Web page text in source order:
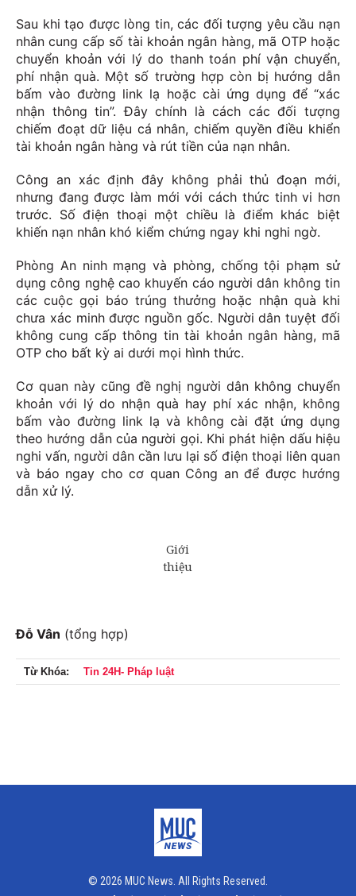
Sau khi tạo được lòng tin, các đối tượng yêu cầu nạn
nhân cung cấp số tài khoản ngân hàng, mã OTP hoặc
chuyển khoản với lý do thanh toán phí vận chuyển,
phí nhận quà. Một số trường hợp còn bị hướng dẫn
bấm vào đường link lạ hoặc cài ứng dụng để “xác
nhận thông tin”. Đây chính là cách các đối tượng
chiếm đoạt dữ liệu cá nhân, chiếm quyền điều khiển
tài khoản ngân hàng và rút tiền của nạn nhân.
Công an xác định đây không phải thủ đoạn mới,
nhưng đang được làm mới với cách thức tinh vi hơn
trước. Số điện thoại một chiều là điểm khác biệt
khiến nạn nhân khó kiểm chứng ngay khi nghi ngờ.
Phòng An ninh mạng và phòng, chống tội phạm sử
dụng công nghệ cao khuyến cáo người dân không tin
các cuộc gọi báo trúng thưởng hoặc nhận quà khi
chưa xác minh được nguồn gốc. Người dân tuyệt đối
không cung cấp thông tin tài khoản ngân hàng, mã
OTP cho bất kỳ ai dưới mọi hình thức.
Cơ quan này cũng đề nghị người dân không chuyển
khoản với lý do nhận quà hay phí xác nhận, không
bấm vào đường link lạ và không cài đặt ứng dụng
theo hướng dẫn của người gọi. Khi phát hiện dấu hiệu
nghi vấn, người dân cần lưu lại số điện thoại liên quan
và báo ngay cho cơ quan Công an để được hướng
dẫn xử lý.
Đỗ Vân (tổng hợp)
Từ Khóa: Tin 24H- Pháp luật
© 2026 MUC News. All Rights Reserved.